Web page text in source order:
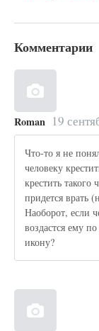
Комментарии
Roman 19
Что-то я не
человеку
крестить
придется врать
Наоборот, если
воздастся ему
икону?